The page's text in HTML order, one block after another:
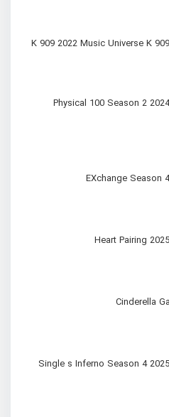
دانلود برنامه تلویزیونی 2024 Physical 100 Season 2